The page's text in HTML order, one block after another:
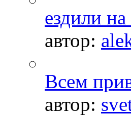
ездили
автор:
Всем
автор: